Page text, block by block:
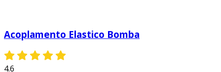
funcionamento mais silencioso,
trabalho mais agradável.
Acoplamento Elastico Bomba
4.6